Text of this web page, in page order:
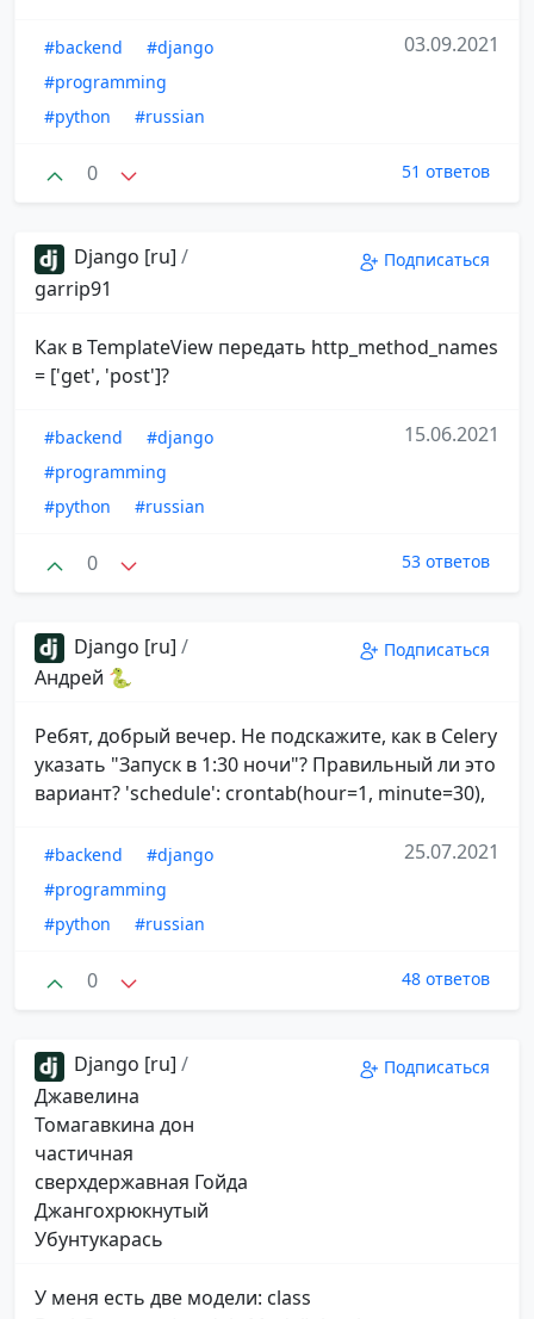
#backend
#django
#programming
#python
#russian
03.09.2021
0 51 ответов
Django [ru] /
garrip91
Подписаться
Как в TemplateView передать http_method_names
= ['get', 'post']?
#backend
#django
#programming
#python
#russian
15.06.2021
0 53 ответов
Django [ru] /
Андрей 🐍
Подписаться
Ребят, добрый вечер. Не подскажите, как в Celery
указать "Запуск в 1:30 ночи"? Правильный ли это
вариант? 'schedule': crontab(hour=1, minute=30),
#backend
#django
#programming
#python
#russian
25.07.2021
0 48 ответов
Django [ru] /
Джавелина
Томагавкина дон
частичная
сверхдержавная Гойда
Джангохрюкнутый
Убунтукарась
Подписаться
У меня есть две модели: class